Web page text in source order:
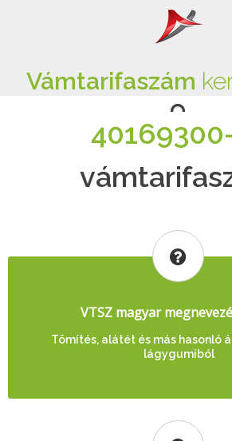
Vámtarifaszám
VTSZ magyar
Tömítés, alátét és más hasonló
lágygumiból